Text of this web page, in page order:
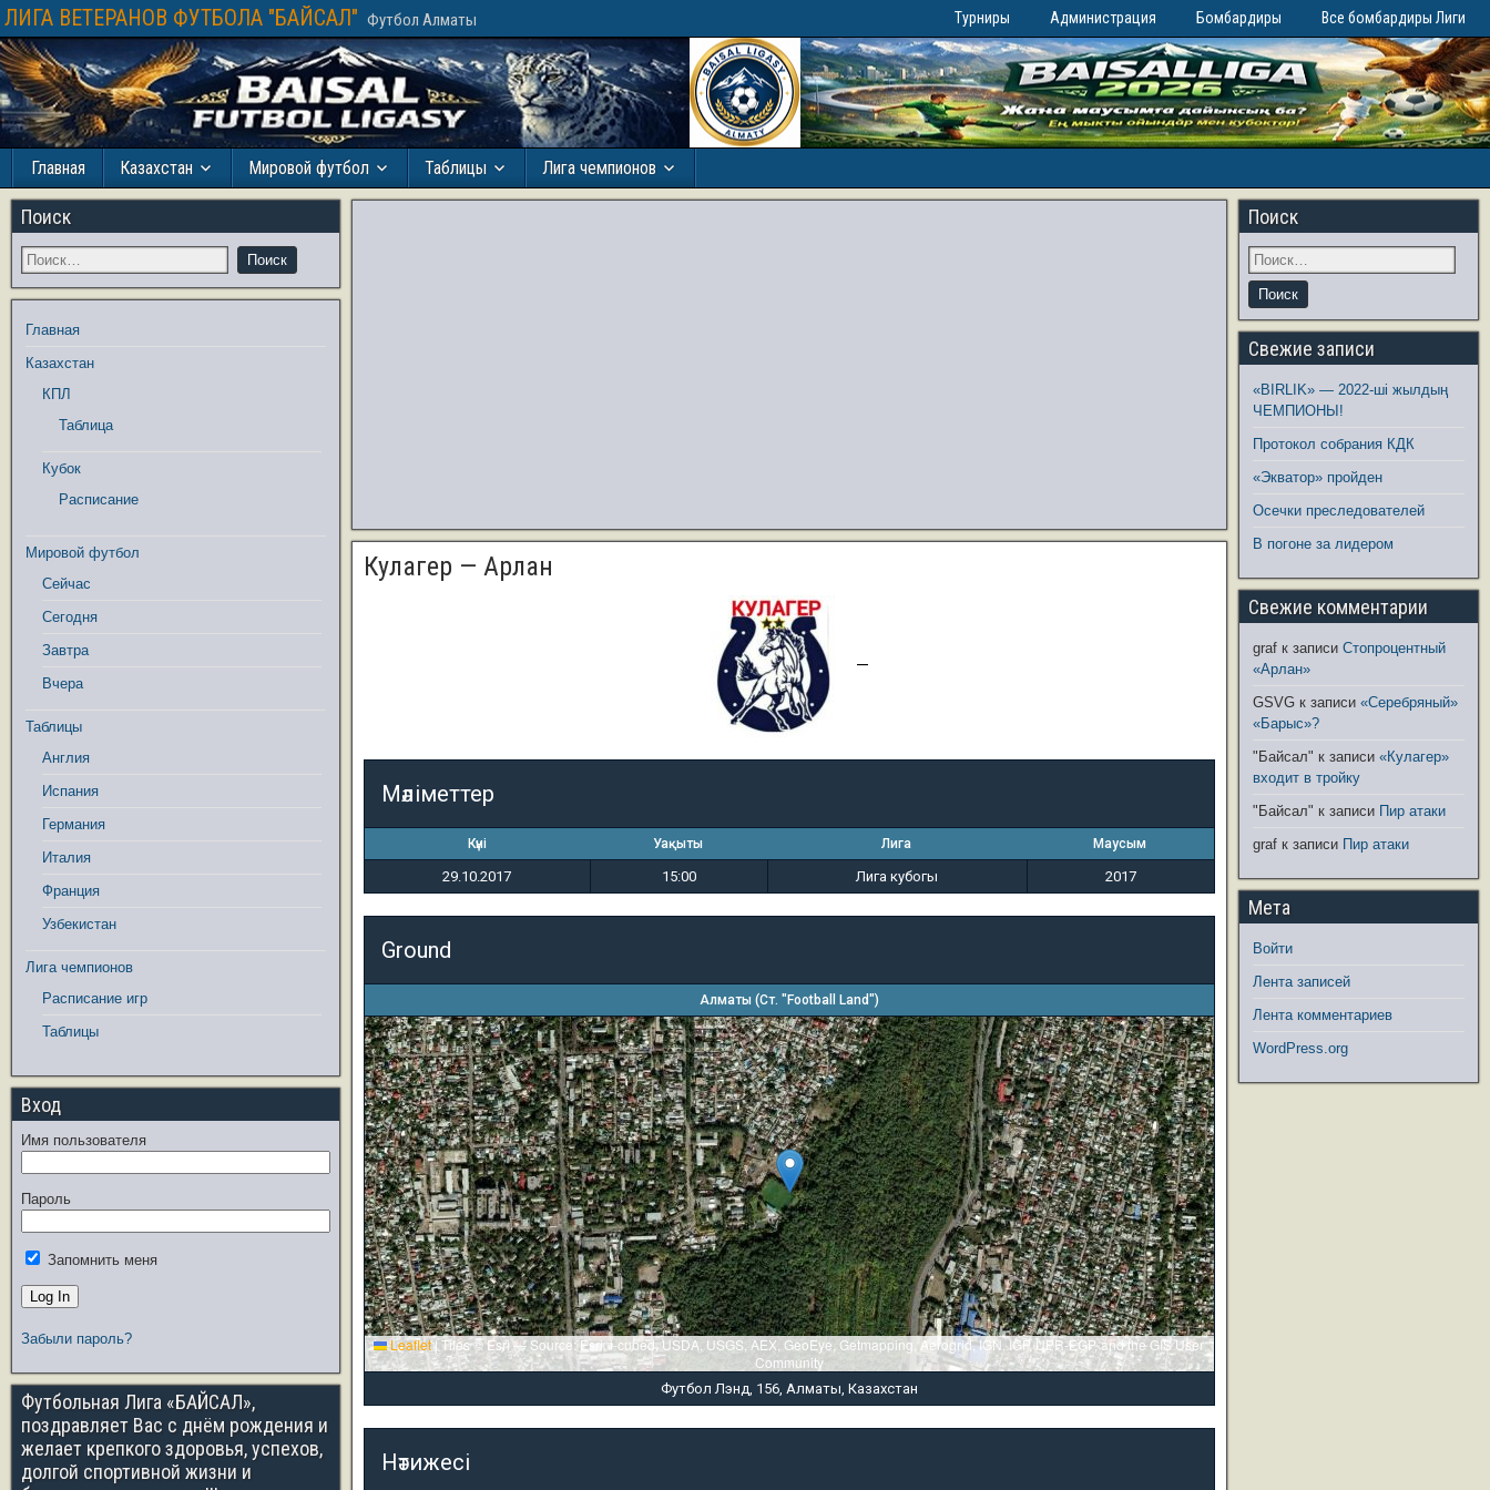
ЛИГА ВЕТЕРАНОВ ФУТБОЛА "БАЙСАЛ" Футбол Алматы Турниры Администрация Бомбардиры Все бомбардиры Лиги
Главная Казахстан Мировой футбол Таблицы Лига чемпионов
Кулагер — Арлан
—
Мәліметтер
Күні Уақыты Лига Маусым
29.10.2017 15:00 Лига кубогы 2017
Ground
Алматы (Ст. "Football Land")
Leaflet|Tiles © Esri — Source: Esri, i-cubed, USDA, USGS, AEX, GeoEye, Getmapping, Aerogrid, IGN, IGP, UPR-EGP, and the GIS User
Community
Футбол Лэнд, 156, Алматы, Казахстан
Нәтижесі
Поиск
Главная
Казахстан
КПЛ
Таблица
Кубок
Расписание
Мировой футбол
Сейчас
Сегодня
Завтра
Вчера
Таблицы
Англия
Испания
Германия
Италия
Франция
Узбекистан
Лига чемпионов
Расписание игр
Таблицы
Вход
Имя пользователя
Пароль
Запомнить меня
Забыли пароль?
Футбольная Лига «БАЙСАЛ»,
поздравляет Вас с днём рождения и
желает крепкого здоровья, успехов,
долгой спортивной жизни и
Поиск
Свежие записи
«BIRLIK» — 2022-ші жылдың
ЧЕМПИОНЫ!
Протокол собрания КДК
«Экватор» пройден
Осечки преследователей
В погоне за лидером
Свежие комментарии
graf к записиСтопроцентный
«Арлан»
GSVG к записи«Серебряный»
«Барыс»?
"Байсал" к записи«Кулагер»
входит в тройку
"Байсал" к записи Пир атаки
graf к записи Пир атаки
Мета
Войти
Лента записей
Лента комментариев
WordPress.org